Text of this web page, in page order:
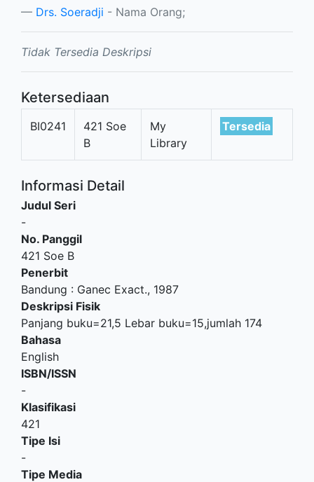
Drs. Soeradji - Nama Orang;
Tidak Tersedia Deskripsi
Ketersediaan
BI0241
421 Soe
B
My
Library
Tersedia
Informasi Detail
Judul Seri
-
No. Panggil
421 Soe B
Penerbit
Bandung : Ganec Exact., 1987
Deskripsi Fisik
Panjang buku=21,5 Lebar buku=15,jumlah 174
Bahasa
English
ISBN/ISSN
-
Klasifikasi
421
Tipe Isi
-
Tipe Media